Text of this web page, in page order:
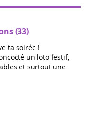
(33)
ta soirée !
un loto festif,
et surtout une